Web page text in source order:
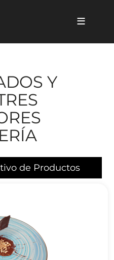
Y
de Productos